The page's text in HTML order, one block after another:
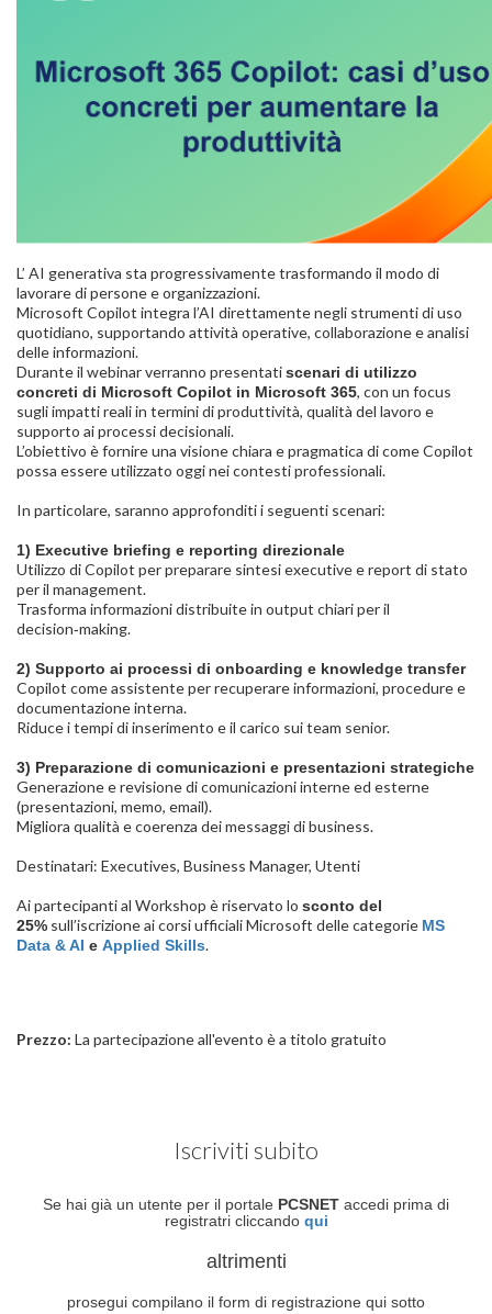
L’ AI generativa sta progressivamente trasformando il modo di
lavorare di persone e organizzazioni.
Microsoft Copilot integra l’AI direttamente negli strumenti di uso
quotidiano, supportando attività operative, collaborazione e analisi
delle informazioni.
Durante il webinar verranno presentatiscenari di utilizzo
concreti di Microsoft Copilot in Microsoft 365, con un focus
sugli impatti reali in termini di produttività, qualità del lavoro e
supporto ai processi decisionali.
L’obiettivo è fornire una visione chiara e pragmatica di come Copilot
possa essere utilizzato oggi nei contesti professionali.
In particolare, saranno approfonditi i seguenti scenari:
1) Executive briefing e reporting direzionale
Utilizzo di Copilot per preparare sintesi executive e report di stato
per il management.
Trasforma informazioni distribuite in output chiari per il
decision‑making.
2) Supporto ai processi di onboarding e knowledge transfer
Copilot come assistente per recuperare informazioni, procedure e
documentazione interna.
Riduce i tempi di inserimento e il carico sui team senior.
3) Preparazione di comunicazioni e presentazioni strategiche
Generazione e revisione di comunicazioni interne ed esterne
(presentazioni, memo, email).
Migliora qualità e coerenza dei messaggi di business.
Destinatari: Executives, Business Manager, Utenti
Ai partecipanti al Workshop è riservato lo sconto del
25% sull’iscrizione ai corsi ufficiali Microsoft delle categorie MS
Data & AI e Applied Skills.
Prezzo: La partecipazione all'evento è a titolo gratuito
Iscriviti subito
Se hai già un utente per il portale PCSNET accedi prima di
registratri cliccando qui
altrimenti
prosegui compilano il form di registrazione qui sotto